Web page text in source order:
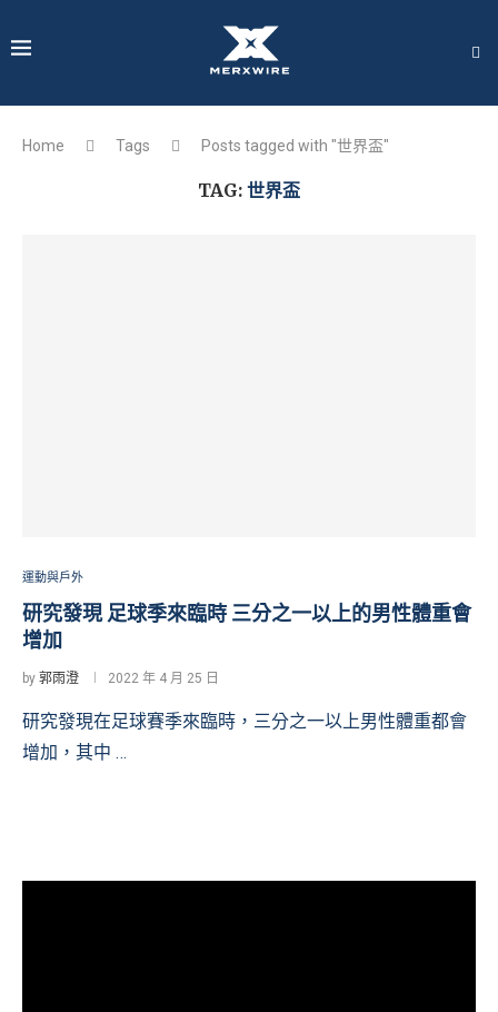
Home Tags Posts tagged with "世界盃"
TAG: 世界盃
運動與戶外
研究發現 足球季來臨時 三分之一以上的男性體重會
增加
by 郭雨澄 2022 年 4 月 25 日
研究發現在足球賽季來臨時，三分之一以上男性體重都會
增加，其中 …